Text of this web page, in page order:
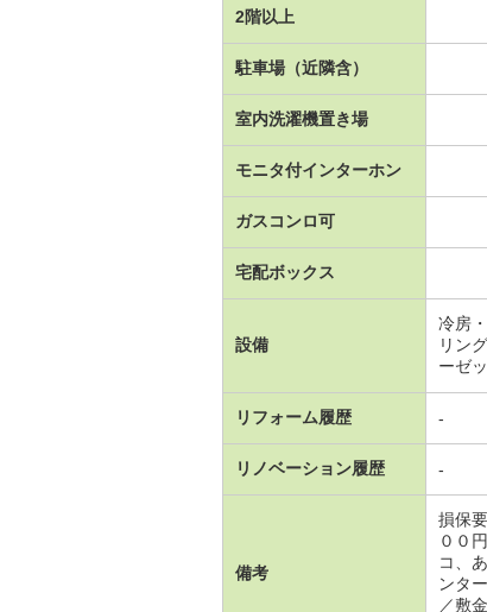
2階以上
駐車場（近隣含）
室内洗濯機置き場
モニタ付インターホン
ガスコンロ可
宅配ボックス
設備
冷房
リン
ーゼ
リフォーム履歴 -
リノベーション履歴 -
備考
損保
００
コ、
ンタ
／敷